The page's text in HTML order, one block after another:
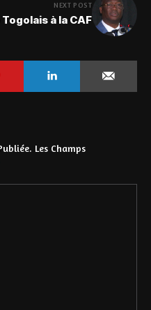
NEXT POST
à la CAF
Les Champs